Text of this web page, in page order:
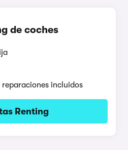
de coches
incluidos
Renting